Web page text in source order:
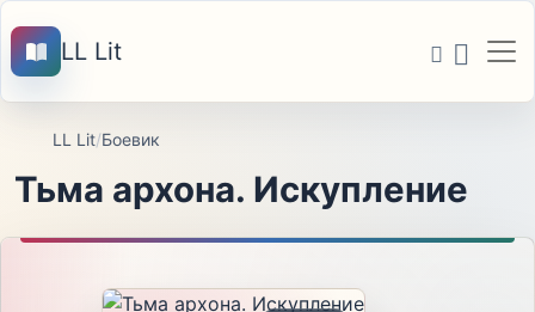
LL Lit
LL Lit/Боевик
Тьма архона. Искупление